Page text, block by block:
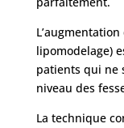
lipomodelage)
patients qui ne
niveau des
La technique